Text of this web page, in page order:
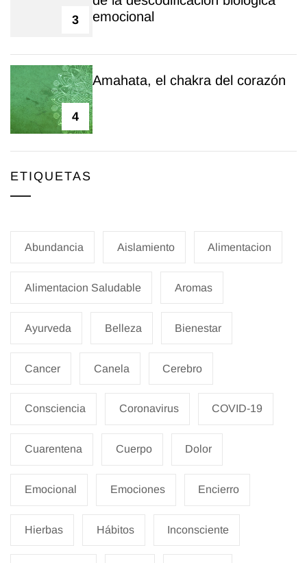
3
emocional
4
Amahata, el chakra del corazón
ETIQUETAS
Abundancia Aislamiento Alimentacion
Alimentacion Saludable Aromas
Ayurveda Belleza Bienestar
Cancer Canela Cerebro
Consciencia Coronavirus COVID-19
Cuarentena Cuerpo Dolor
Emocional Emociones Encierro
Hierbas Hábitos Inconsciente